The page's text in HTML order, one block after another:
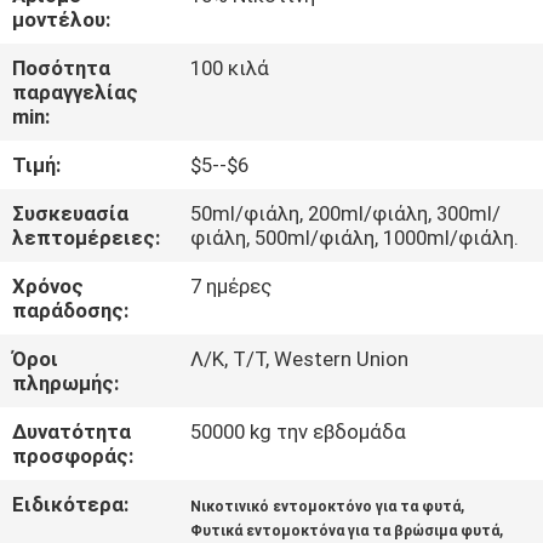
ΕΡΓΟΣΤΑΣΊΩΝ
ΠΟΙΟΤΙΚΌΣ
ΜΑΣ
ΕΛΆΤΕ
ΣΕ
ΕΠΑΦΉ
ΜΕ
ΕΙΔΉΣΕΙΣ
μοντέλου:
Ποσότητα
παραγγελίας
min:
100 κιλά
Τιμή:
$5--$6
Συσκευασία
λεπτομέρειες:
50ml/φιάλη, 200ml/φιάλη, 300ml/
φιάλη, 500ml/φιάλη, 1000ml/φιάλη.
Χρόνος
παράδοσης:
7 ημέρες
Όροι
πληρωμής:
Λ/Κ, Τ/Τ, Western Union
Δυνατότητα
προσφοράς:
50000 kg την εβδομάδα
Ειδικότερα: Νικοτινικό εντομοκτόνο για τα φυτά,
Φυτικά εντομοκτόνα για τα βρώσιμα φυτά,